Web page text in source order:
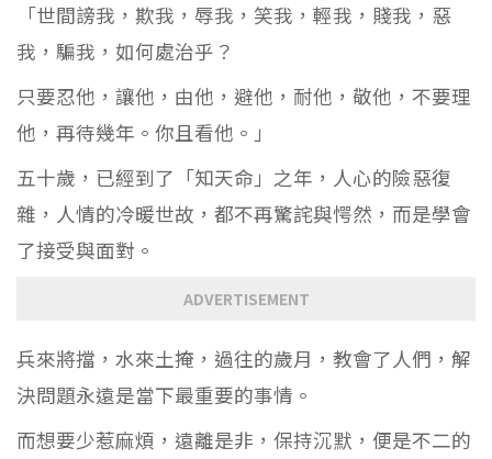
「世間謗我，欺我，辱我，笑我，輕我，賤我，惡
我，騙我，如何處治乎？
只要忍他，讓他，由他，避他，耐他，敬他，不要理
他，再待幾年。你且看他。」
五十歲，已經到了「知天命」之年，人心的險惡復
雜，人情的冷暖世故，都不再驚詫與愕然，而是學會
了接受與面對。
ADVERTISEMENT
兵來將擋，水來土掩，過往的歲月，教會了人們，解
決問題永遠是當下最重要的事情。
而想要少惹麻煩，遠離是非，保持沉默，便是不二的